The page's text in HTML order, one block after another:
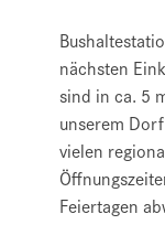
nächsten
sind in ca. 5
unserem
vielen
Feiertagen